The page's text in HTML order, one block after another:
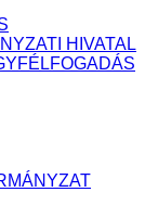
HIVATAL